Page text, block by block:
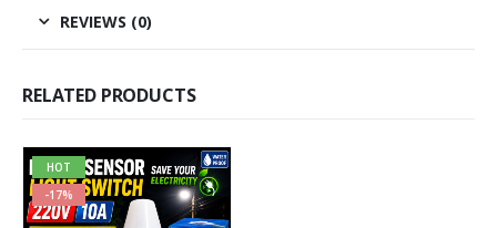
REVIEWS (0)
RELATED PRODUCTS
HOT
-17%